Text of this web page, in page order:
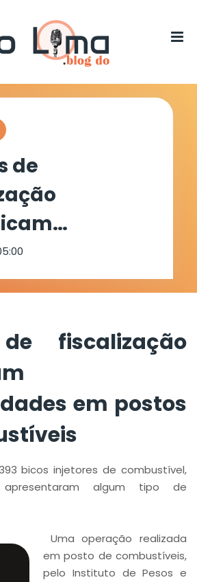
de
em
de
fiscalização
em postos
bicos injetores de combustível,
algum tipo de
Uma operação realizada
em posto de combustíveis,
pelo Instituto de Pesos e